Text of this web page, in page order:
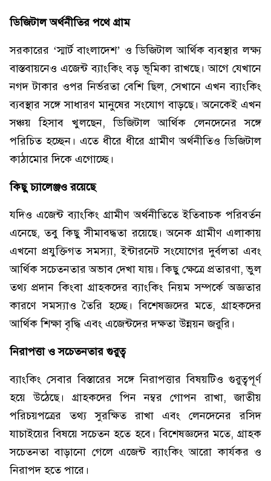
ডিজিটাল অর্থনীতির পথে গ্রাম
সরকারের ‘স্মার্ট বাংলাদেশ’ ও ডিজিটাল আর্থিক ব্যবস্থার লক্ষ্য
বাস্তবায়নেও এজেন্ট ব্যাংকিং বড় ভূমিকা রাখছে। আগে যেখানে
নগদ টাকার ওপর নির্ভরতা বেশি ছিল, সেখানে এখন ব্যাংকিং
ব্যবস্থার সঙ্গে সাধারণ মানুষের সংযোগ বাড়ছে। অনেকেই এখন
সঞ্চয় হিসাব খুলছেন, ডিজিটাল আর্থিক লেনদেনের সঙ্গে
পরিচিত হচ্ছেন। এতে ধীরে ধীরে গ্রামীণ অর্থনীতিও ডিজিটাল
কাঠামোর দিকে এগোচ্ছে।
কিছু চ্যালেঞ্জও রয়েছে
যদিও এজেন্ট ব্যাংকিং গ্রামীণ অর্থনীতিতে ইতিবাচক পরিবর্তন
এনেছে, তবু কিছু সীমাবদ্ধতা রয়েছে। অনেক গ্রামীণ এলাকায়
এখনো প্রযুক্তিগত সমস্যা, ইন্টারনেট সংযোগের দুর্বলতা এবং
আর্থিক সচেতনতার অভাব দেখা যায়। কিছু ক্ষেত্রে প্রতারণা, ভুল
তথ্য প্রদান কিংবা গ্রাহকদের ব্যাংকিং নিয়ম সম্পর্কে অজ্ঞতার
কারণে সমস্যাও তৈরি হচ্ছে। বিশেষজ্ঞদের মতে, গ্রাহকদের
আর্থিক শিক্ষা বৃদ্ধি এবং এজেন্টদের দক্ষতা উন্নয়ন জরুরি।
নিরাপত্তা ও সচেতনতার গুরুত্ব
ব্যাংকিং সেবার বিস্তারের সঙ্গে নিরাপত্তার বিষয়টিও গুরুত্বপূর্ণ
হয়ে উঠেছে। গ্রাহকদের পিন নম্বর গোপন রাখা, জাতীয়
পরিচয়পত্রের তথ্য সুরক্ষিত রাখা এবং লেনদেনের রসিদ
যাচাইয়ের বিষয়ে সচেতন হতে হবে। বিশেষজ্ঞদের মতে, গ্রাহক
সচেতনতা বাড়ানো গেলে এজেন্ট ব্যাংকিং আরো কার্যকর ও
নিরাপদ হতে পারে।